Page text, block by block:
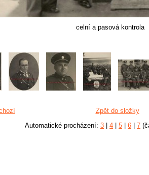
celní a pasová kontrola
Zpět do složky
Automatické procházení: 3 4 5 6 7